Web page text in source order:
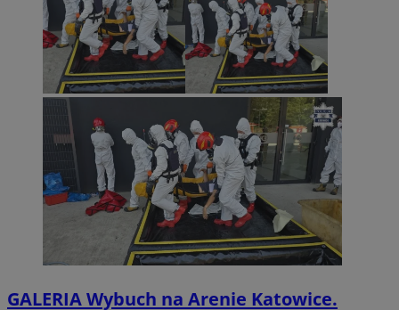
GALERIAWybuch na Arenie Katowice.